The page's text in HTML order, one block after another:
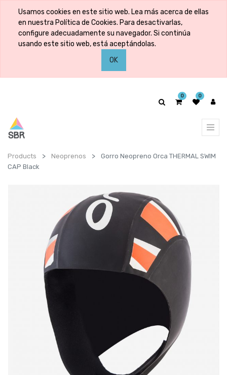
Usamos cookies en este sitio web. Lea más acerca de ellas
en nuestra Política de Cookies. Para desactivarlas,
configure adecuadamente su navegador. Si continúa
usando este sitio web, está aceptándolas.
OK
0 0
Products Neoprenos
Gorro Neopreno Orca THERMAL SWIM
CAP Black